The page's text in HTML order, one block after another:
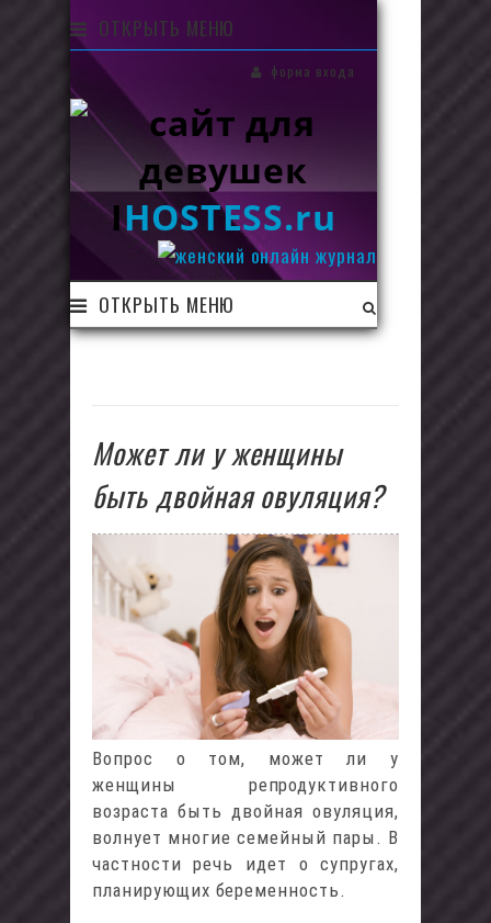
ОТКРЫТЬ МЕНЮ
форма входа
IHOSTESS.ru
ОТКРЫТЬ МЕНЮ
Может ли у женщины
быть двойная овуляция?
Вопрос о том, может ли у
женщины репродуктивного
возраста быть двойная овуляция,
волнует многие семейный пары. В
частности речь идет о супругах,
планирующих беременность.